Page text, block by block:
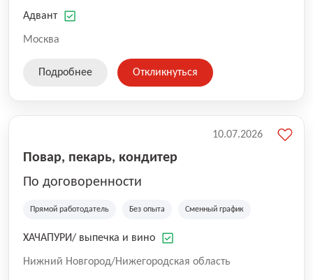
Казахстана и Беларуси, сотрудничая с компаниями из
Адвант
Москва
Подробнее Откликнуться
Повар, пекарь, кондитер
По договоренности
Прямой работодатель Без опыта Сменный график
ХАЧАПУРИ/ выпечка и вино
Нижний Новгород/Нижегородская область
10.07.2026